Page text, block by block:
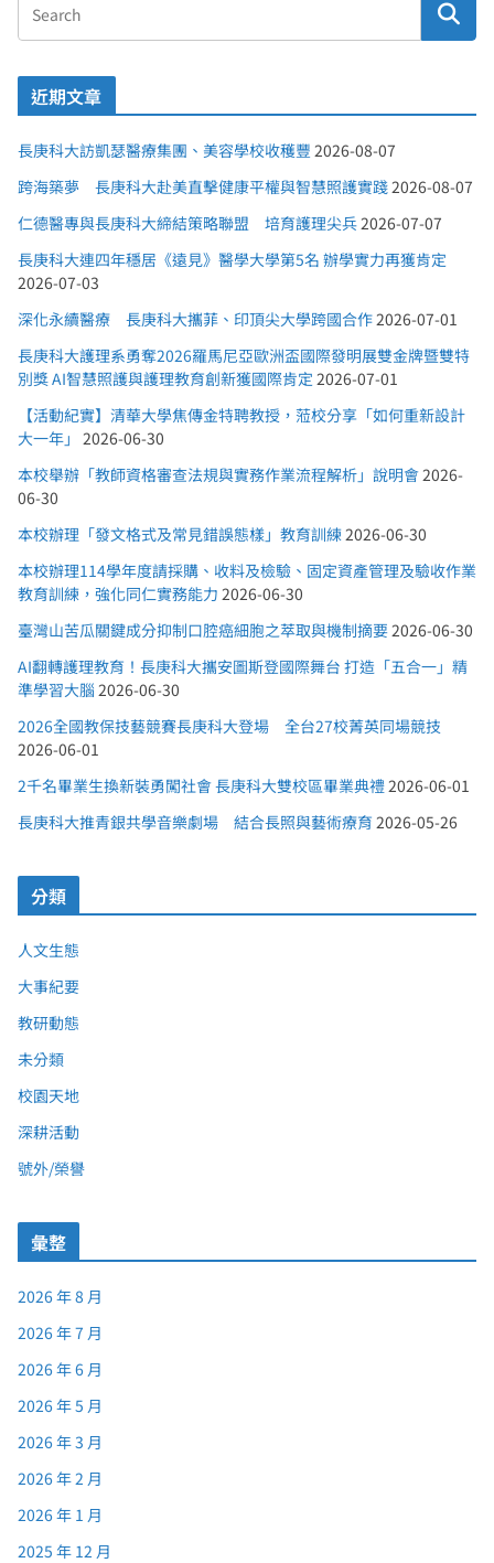
近期文章
長庚科大訪凱瑟醫療集團、美容學校收穫豐 2026-08-07
跨海築夢 長庚科大赴美直擊健康平權與智慧照護實踐2026-08-07
仁德醫專與長庚科大締結策略聯盟 培育護理尖兵2026-07-07
長庚科大連四年穩居《遠見》醫學大學第5名 辦學實力再獲肯定
2026-07-03
深化永續醫療 長庚科大攜菲、印頂尖大學跨國合作2026-07-01
長庚科大護理系勇奪2026羅馬尼亞歐洲盃國際發明展雙金牌暨雙特
別獎 AI智慧照護與護理教育創新獲國際肯定 2026-07-01
【活動紀實】清華大學焦傳金特聘教授，蒞校分享「如何重新設計
大一年」 2026-06-30
本校舉辦「教師資格審查法規與實務作業流程解析」說明會2026-
06-30
本校辦理「發文格式及常見錯誤態樣」教育訓練2026-06-30
本校辦理114學年度請採購、收料及檢驗、固定資產管理及驗收作業
教育訓練，強化同仁實務能力 2026-06-30
臺灣山苦瓜關鍵成分抑制口腔癌細胞之萃取與機制摘要2026-06-30
AI翻轉護理教育！長庚科大攜安圖斯登國際舞台 打造「五合一」精
準學習大腦 2026-06-30
2026全國教保技藝競賽長庚科大登場 全台27校菁英同場競技
2026-06-01
2千名畢業生換新裝勇闖社會 長庚科大雙校區畢業典禮2026-06-01
長庚科大推青銀共學音樂劇場 結合長照與藝術療育 2026-05-26
分類
人文生態
大事紀要
教研動態
未分類
校園天地
深耕活動
號外/榮譽
彙整
2026 年 8 月
2026 年 7 月
2026 年 6 月
2026 年 5 月
2026 年 3 月
2026 年 2 月
2026 年 1 月
2025 年 12 月